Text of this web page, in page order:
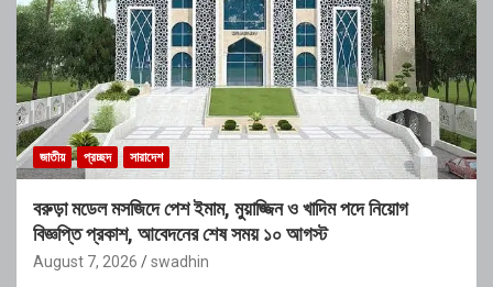
জাতীয় প্রচ্ছদ সারাদেশ
বরুড়া মডেল মসজিদে পেশ ইমাম, মুয়াজ্জিন ও খাদিম পদে নিয়োগ
বিজ্ঞপ্তি প্রকাশ, আবেদনের শেষ সময় ১০ আগস্ট
August 7, 2026 swadhin